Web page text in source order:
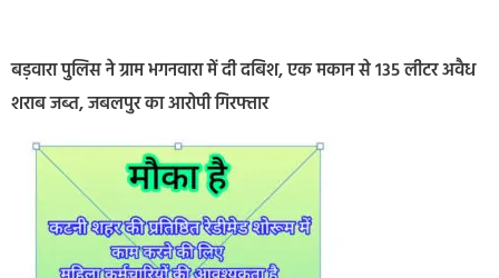
बड़वारा पुलिस ने ग्राम भगनवारा में दी दबिश, एक मकान से 135 लीटर अवैध
शराब जब्त, जबलपुर का आरोपी गिरफ्तार